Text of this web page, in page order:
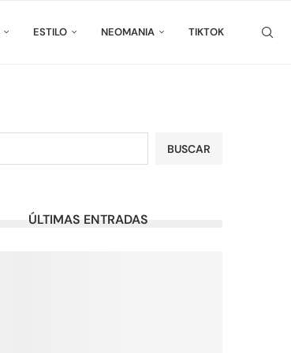
ESTILO NEOMANIA TIKTOK
BUSCAR
ÚLTIMAS ENTRADAS